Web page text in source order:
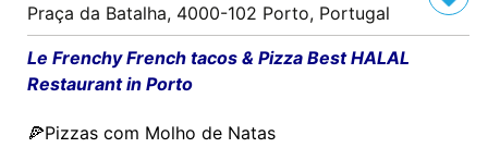
Praça da Batalha, 4000-102 Porto, Portugal
Le Frenchy French tacos & Pizza Best HALAL
Restaurant in Porto
🍕Pizzas com Molho de Natas